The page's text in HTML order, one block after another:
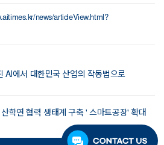
news/articleView.html?
AI에서 대한민국 산업의 작동법으로
학연 협력 생태계 구축 ' 스마트공장' 확대